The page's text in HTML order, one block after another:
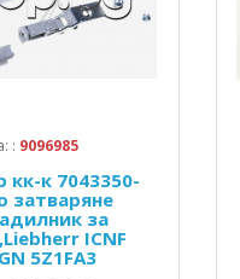
: 9096985
к 7043350-
затваряне
за
ICNF
5Z1FA3